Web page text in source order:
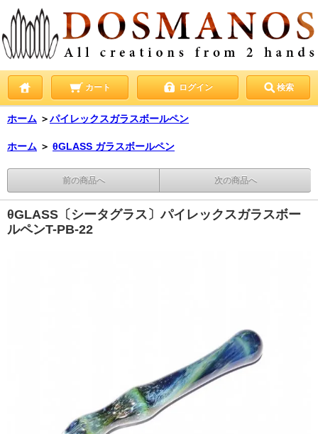
カート ログイン 検索
ホーム ＞パイレックスガラスボールペン
ホーム ＞ θGLASS ガラスボールペン
前の商品へ 次の商品へ
θGLASS〔シータグラス〕パイレックスガラスボー
ルペンT-PB-22